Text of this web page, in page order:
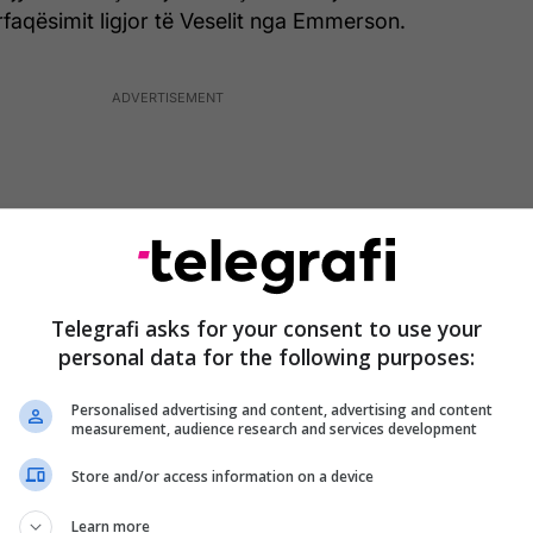
ligjor të Veselit nga Emmerson.
të dy, Veseli dhe Emmerson, arritën një
për tërheqjen.
Telegrafi asks for your consent to use your
personal data for the following purposes:
Personalised advertising and content, advertising and content
measurement, audience research and services development
Store and/or access information on a device
Learn more